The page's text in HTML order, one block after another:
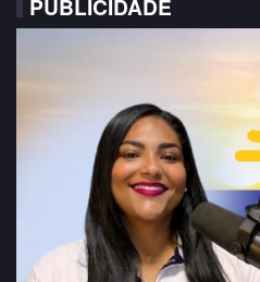
PUBLICIDADE